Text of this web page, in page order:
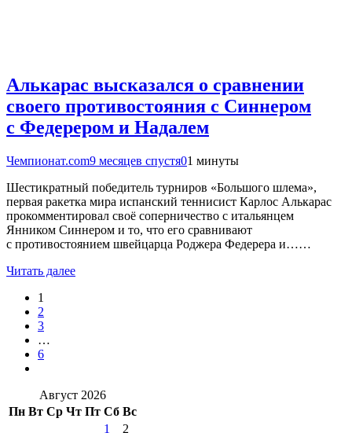
Алькарас высказался о сравнении
своего противостояния с Синнером
с Федерером и Надалем
Чемпионат.com9 месяцев спустя01 минуты
Шестикратный победитель турниров «Большого шлема»,
первая ракетка мира испанский теннисист Карлос Алькарас
прокомментировал своё соперничество с итальянцем
Янником Синнером и то, что его сравнивают
с противостоянием швейцарца Роджера Федерера и……
Читать далее
1
2
3
…
6
Август 2026
Пн Вт Ср Чт Пт Сб Вс
1
2